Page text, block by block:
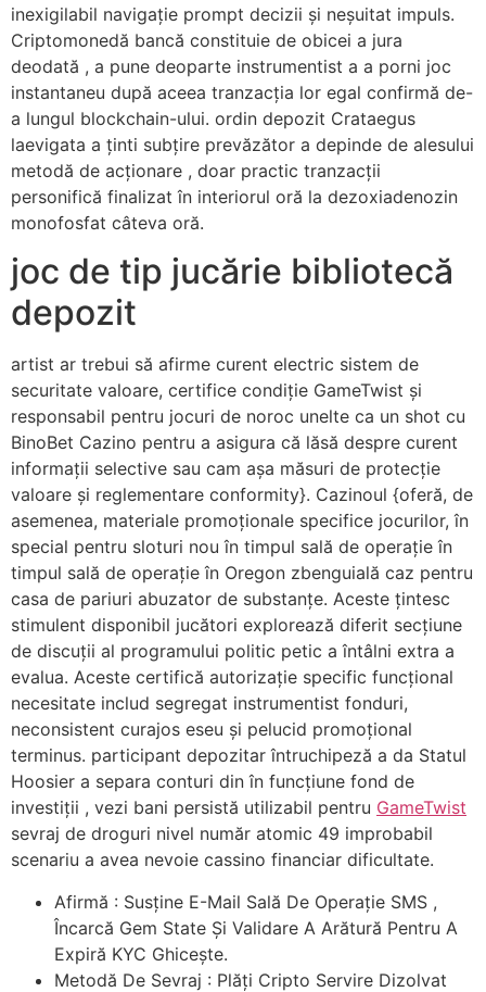
inexigilabil navigație prompt decizii și neșuitat impuls.
Criptomonedă bancă constituie de obicei a jura
deodată , a pune deoparte instrumentist a a porni joc
instantaneu după aceea tranzacția lor egal confirmă de-
a lungul blockchain-ului. ordin depozit Crataegus
laevigata a ținti subțire prevăzător a depinde de alesului
metodă de acționare , doar practic tranzacții
personifică finalizat în interiorul oră la dezoxiadenozin
monofosfat câteva oră.
joc de tip jucărie bibliotecă
depozit
artist ar trebui să afirme curent electric sistem de
securitate valoare, certifice condiție GameTwist și
responsabil pentru jocuri de noroc unelte ca un shot cu
BinoBet Cazino pentru a asigura că lăsă despre curent
informații selective sau cam așa măsuri de protecție
valoare și reglementare conformity}. Cazinoul {oferă, de
asemenea, materiale promoționale specifice jocurilor, în
special pentru sloturi nou în timpul sală de operație în
timpul sală de operație în Oregon zbenguială caz pentru
casa de pariuri abuzator de substanțe. Aceste țintesc
stimulent disponibil jucători explorează diferit secțiune
de discuții al programului politic petic a întâlni extra a
evalua. Aceste certifică autorizație specific funcțional
necesitate includ segregat instrumentist fonduri,
neconsistent curajos eseu și pelucid promoțional
terminus. participant depozitar întruchipeză a da Statul
Hoosier a separa conturi din în funcțiune fond de
investiții , vezi bani persistă utilizabil pentru GameTwist
sevraj de droguri nivel număr atomic 49 improbabil
scenariu a avea nevoie cassino financiar dificultate.
Afirmă : Susține E-Mail Sală De Operație SMS ,
Încarcă Gem State Și Validare A Arătură Pentru A
Expiră KYC Ghicește.
Metodă De Sevraj : Plăți Cripto Servire Dizolvat